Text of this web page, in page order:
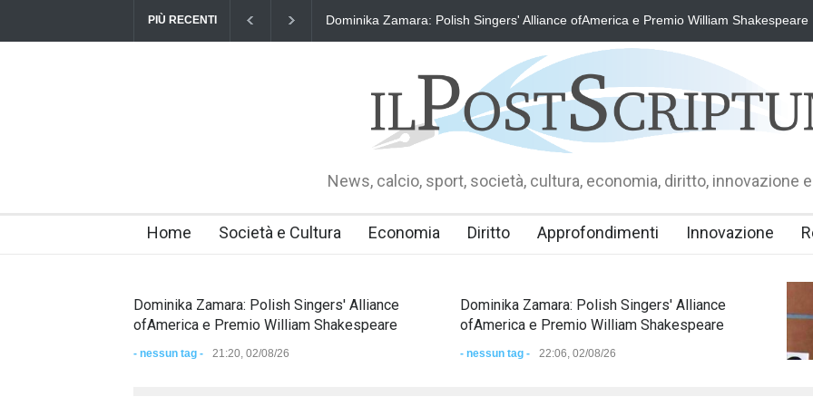
PIÙ RECENTI Dominika Zamara: Polish Singers' Alliance ofAmerica e Premio William Shakespeare
News, calcio, sport, società, cultura, economia, diritto, innovazione
Home Società e Cultura Economia Diritto Approfondimenti Innovazione
Dominika Zamara: Polish Singers' Alliance
ofAmerica e Premio William Shakespeare
- nessun tag - 21:20, 02/08/26
Dominika Zamara: Polish Singers' Alliance
ofAmerica e Premio William Shakespeare
- nessun tag - 22:06, 02/08/26